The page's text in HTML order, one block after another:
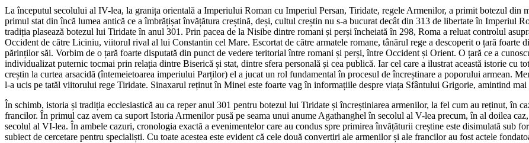
La începutul secolului al IV-lea, la granița orientală a Imperiului Roman cu Imperiul Persan, Tiridate, regele Armenilor, a primit botezul
primul stat din încă lumea antică ce a îmbrățișat învățătura creștină, deși, cultul creștin nu s-a bucurat decât din 313 de libertate în Imperiul
tradiția plasează botezul lui Tiridate în anul 301. Prin pacea de la Nisibe dintre romani și perși încheiată în 298, Roma a reluat controlul
Occident de către Liciniu, viitorul rival al lui Constantin cel Mare. Escortat de către armatele romane, tânărul rege a descoperit o țară foarte
părinților săi. Vorbim de o țară foarte disputată din punct de vedere teritorial între romani și perși, între Occident și Orient. O țară ce a
individualizat puternic tocmai prin relația dintre Biserică și stat, dintre sfera personală și cea publică. Iar cel care a ilustrat această istorie
creștin la curtea arsacidă (întemeietoarea imperiului Parților) el a jucat un rol fundamental în procesul de încreștinare a poporului armean.
l-a ucis pe tatăl viitorului rege Tiridate. Sinaxarul reținut în Minei este foarte vag în informațiile despre viața Sfântului Grigorie, amintind
În schimb, istoria și tradiția ecclesiastică au ca reper anul 301 pentru botezul lui Tiridate și încreștiniarea armenilor, la fel cum au reținut, în
francilor. În primul caz avem ca suport Istoria Armenilor pusă pe seama unui anume Agathanghel în secolul al V-lea precum, în al doilea
secolul al VI-lea. În ambele cazuri, cronologia exactă a evenimentelor care au condus spre primirea învățăturii creștine este disimulată sub
subiect de cercetare pentru specialiști. Cu toate acestea este evident că cele două convertiri ale armenilor și ale francilor au fost actele